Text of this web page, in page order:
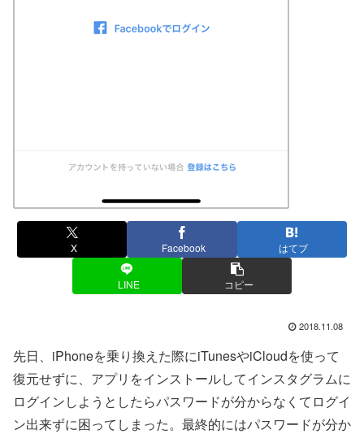
X Facebook はてブ
LINE コピー
2018.11.08
先日、iPhoneを乗り換えた際にiTunesやiCloudを使って
復元せずに、アプリをインストールしてインスタグラムに
ログインしようとしたらパスワードが分からなくてログイ
ン出来ずに困ってしまった。最終的にはパスワードが分か